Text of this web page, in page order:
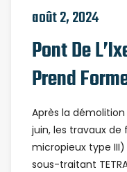
août 2, 2024
Pont De
Prend
Après la
juin, les travaux de
micropieux type
sous-traitant